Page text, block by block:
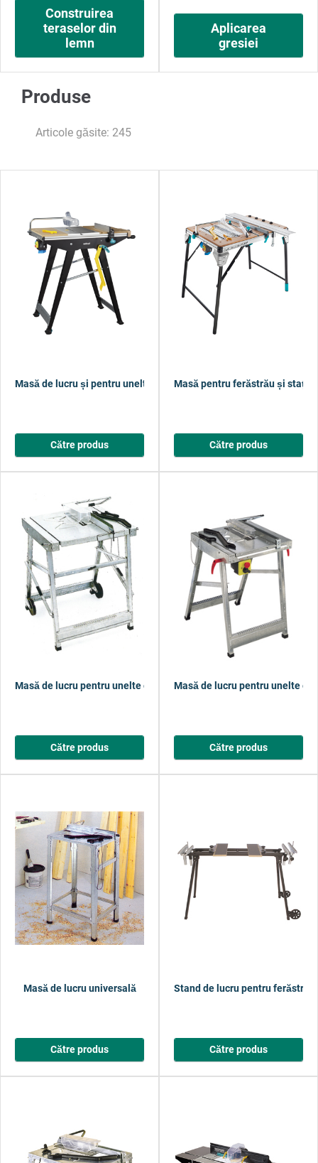
Construirea
teraselor din
lemn
Aplicarea
gresiei
Produse
Articole găsite: 245
Masă de lucru și pentru unelte electrice MASTER cut 1500
Către produs
Masă pentru ferăstrău și stație
Către produs
Masă de lucru pentru unelte electrice variotec III
Către produs
Masă de lucru pentru unelte
Către produs
Masă de lucru universală
Către produs
Stand de lucru pentru
Către produs